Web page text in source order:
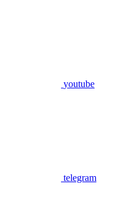
youtube
telegram